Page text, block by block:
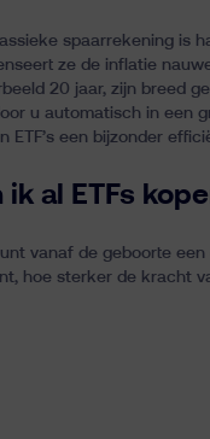
spaarrekening is
ze de inflatie
20 jaar, zijn breed
u automatisch in een
ETF’s een bijzonder
ik al ETFs
vanaf de geboorte
hoe sterker de kracht